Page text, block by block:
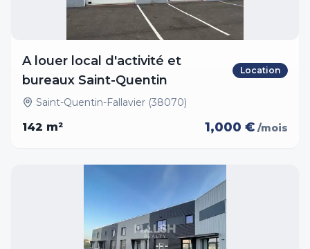
A louer local d'activité et
bureaux Saint-Quentin
Location
Saint-Quentin-Fallavier (38070)
142 m² 1,000 € /mois